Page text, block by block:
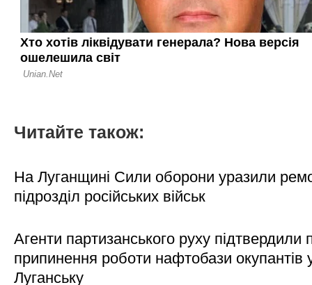
Читайте також:
На Луганщині Сили оборони уразили
підрозділ російських військ
Агенти партизанського руху підтвердили
припинення роботи нафтобази окупантів
Луганську